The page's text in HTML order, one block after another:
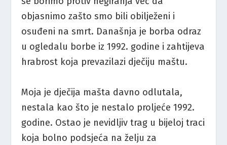
objasnimo zašto smo bili obilježeni i
osuđeni na smrt. Današnja je borba odraz
u ogledalu borbe iz 1992. godine i zahtijeva
hrabrost koja prevazilazi dječiju maštu.
Moja je dječija mašta davno odlutala,
nestala kao što je nestalo proljeće 1992.
godine. Ostao je nevidljiv trag u bijeloj traci
koja bolno podsjeća na želju za